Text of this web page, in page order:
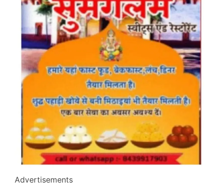
Advertisements